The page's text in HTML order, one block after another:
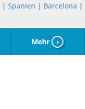
| Spanien | Barcelona |
Mehr ›